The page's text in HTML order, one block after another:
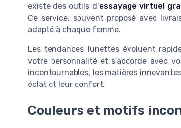
existe des outils d’essayage virtuel
Ce service, souvent proposé avec
adapté à chaque femme.
Les tendances lunettes évoluent
votre personnalité et s’accorde avec
incontournables, les matières
éclat et leur confort.
Couleurs et motifs